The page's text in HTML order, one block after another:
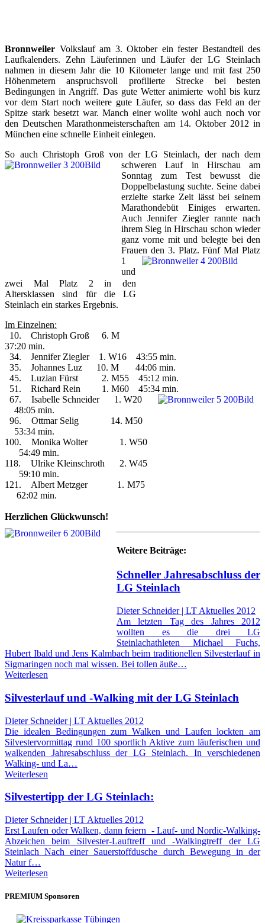
Bronnweiler Volkslauf am 3. Oktober ein fester Bestandteil des
Laufkalenders. Zehn Läuferinnen und Läufer der LG Steinlach
nahmen in diesem Jahr die 10 Kilometer lange und mit fast 250
Höhenmetern anspruchsvoll profilierte Strecke bei besten
Bedingungen in Angriff. Das gute Wetter animierte wohl bis kurz
vor dem Start noch weitere gute Läufer, so dass das Feld an der
Spitze stark besetzt war. Manch einer wollte wohl auch noch vor
den Deutschen Marathonmeisterschaften am 14. Oktober 2012 in
München eine schnelle Einheit einlegen.
So auch Christoph Groß von der LG Steinlach, der nach dem
schweren Lauf in Hirschau am
Sonntag zum Test bewusst die
Doppelbelastung suchte. Seine dabei
erzielte starke Zeit lässt bei seinem
Marathondebüt Einiges erwarten.
Auch Jennifer Ziegler rannte nach
ihrem Sieg in Hirschau schon wieder
ganz vorne mit und belegte bei den
Frauen den 3. Platz.Fünf Mal Platz
1
und
zwei Mal Platz 2 in den
Altersklassen sind für die LG
Steinlach ein starkes Ergebnis.
Im Einzelnen:
10. Christoph Groß 6. M
37:20 min.
34. Jennifer Ziegler 1. W16 43:55 min.
35. Johannes Luz 10. M 44:06 min.
45. Luzian Fürst 2. M55 45:12 min.
51. Richard Rein 1. M60 45:34 min.
67. Isabelle Schneider 1. W20
48:05 min.
96. Ottmar Selig 14. M50
53:34 min.
100. Monika Wolter 1. W50
54:49 min.
118. Ulrike Kleinschroth 2. W45
59:10 min.
121. Albert Metzger 1. M75
62:02 min.
Herzlichen Glückwunsch!
Weitere Beiträge:
Schneller Jahresabschluss der
LG Steinlach
Dieter Schneider | LT Aktuelles 2012
Am letzten Tag des Jahres 2012
wollten es die drei LG
Steinlachathleten Michael Fuchs,
Hubert Ibald und Jens Kalmbach beim traditionellen Silvesterlauf in
Sigmaringen noch mal wissen. Bei tollen äuße…
Weiterlesen
Silvesterlauf und -Walking mit der LG Steinlach
Dieter Schneider | LT Aktuelles 2012
Die idealen Bedingungen zum Walken und Laufen lockten am
Silvestervormittag rund 100 sportlich Aktive zum läuferischen und
walkenden Jahresabschluss der LG Steinlach. In verschiedenen
Walking- und La…
Weiterlesen
Silvestertipp der LG Steinlach:
Dieter Schneider | LT Aktuelles 2012
Erst Laufen oder Walken, dann feiern - Lauf- und Nordic-Walking-
Abzeichen beim Silvester-Lauftreff und -Walkingtreff der LG
Steinlach Nach einer Sauerstoffdusche durch Bewegung in der
Natur f…
Weiterlesen
PREMIUM Sponsoren